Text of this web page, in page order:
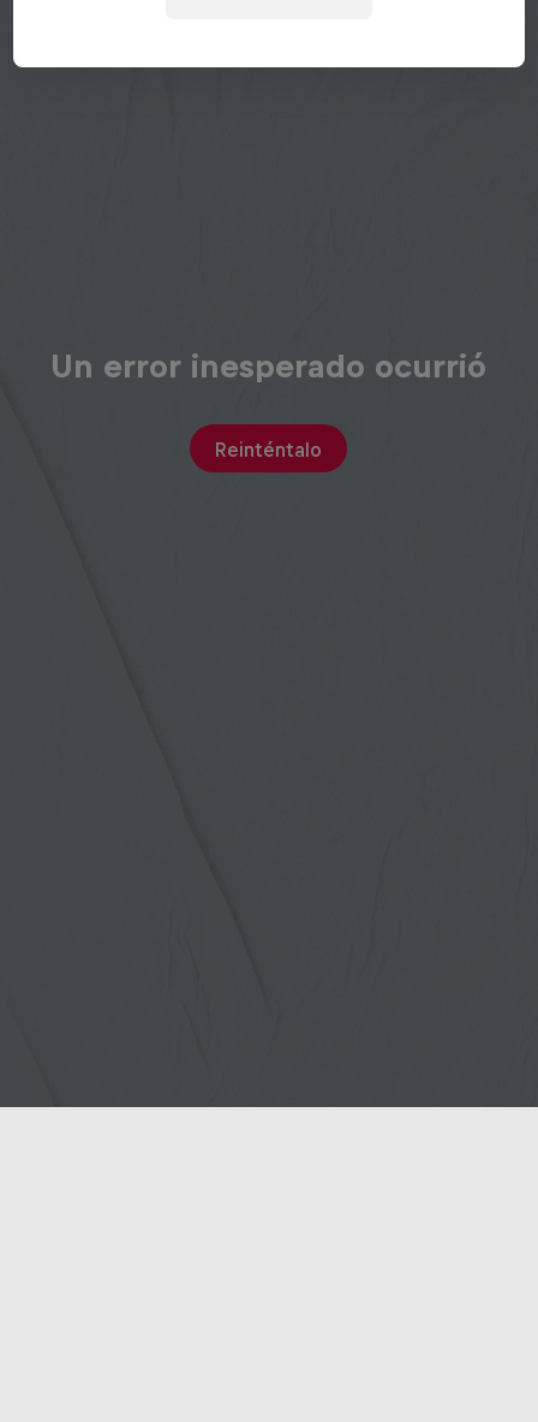
Un error inesperado ocurrió
Reinténtalo